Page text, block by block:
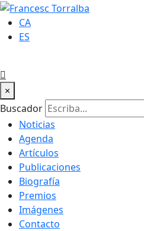
CA
ES
×
Buscador
Noticias
Agenda
Artículos
Publicaciones
Biografía
Premios
Imágenes
Contacto